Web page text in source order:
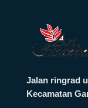
Jalan ringrad
Kecamatan